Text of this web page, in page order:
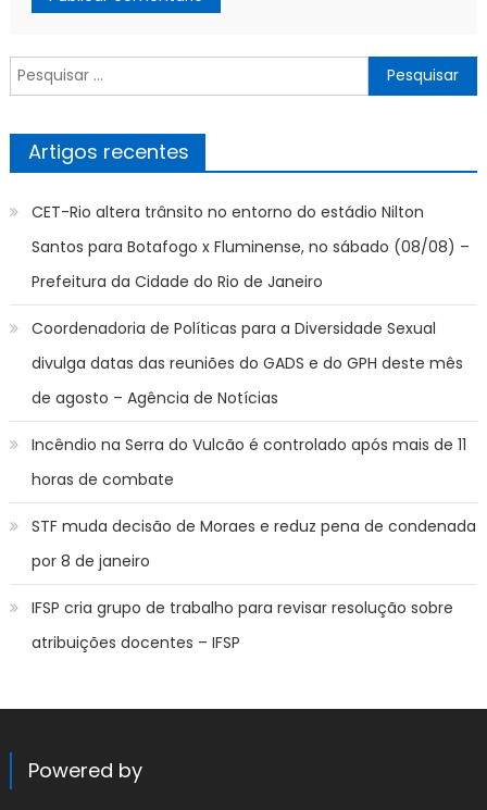
Pesquisar
por:
Artigos recentes
CET-Rio altera trânsito no entorno do estádio Nilton
Santos para Botafogo x Fluminense, no sábado (08/08) –
Prefeitura da Cidade do Rio de Janeiro
Coordenadoria de Políticas para a Diversidade Sexual
divulga datas das reuniões do GADS e do GPH deste mês
de agosto – Agência de Notícias
Incêndio na Serra do Vulcão é controlado após mais de 11
horas de combate
STF muda decisão de Moraes e reduz pena de condenada
por 8 de janeiro
IFSP cria grupo de trabalho para revisar resolução sobre
atribuições docentes – IFSP
Powered by